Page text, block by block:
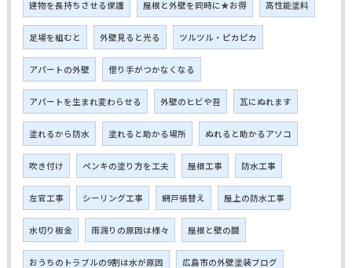
建物を長持ちさせる保護 屋根と外壁を同時に★お得 高性能塗料
足場を組むと 外壁見ると光る ツルツル・ピカピカ
アパートの外壁 借り手がつかなくなる
アパートを生まれ変わらせる 外壁のヒビや苔 瓦にぬれます
塗れるから防水 塗れると助かる場所 ぬれると助かるアソコ
吹き付け ペンキの塗り方を工夫 屋根工事 防水工事
左官工事 シーリング工事 網戸張替え 屋上の防水工事
水切り板金 雨漏りの原因は様々 屋根と壁の間
おうちのトラブルの9割は水が原因 広島市の外壁塗装ブログ